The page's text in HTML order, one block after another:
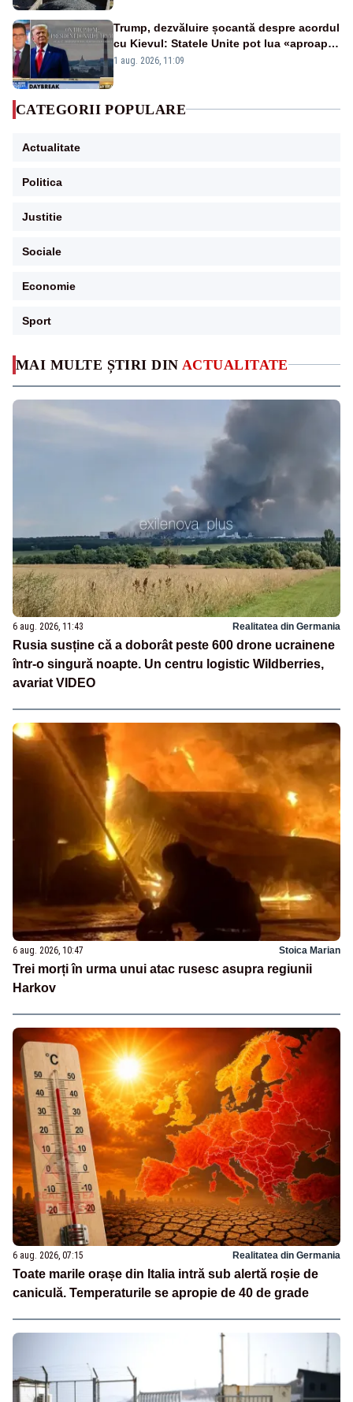
MAI MULTE ȘTIRI DIN ACTUALITATE
6 aug. 2026, 11:43 Realitatea din Germania
Rusia susține că a doborât peste 600 drone ucrainene
într-o singură noapte. Un centru logistic Wildberries,
avariat VIDEO
6 aug. 2026, 10:47 Stoica Marian
Trei morți în urma unui atac rusesc asupra regiunii
Harkov
6 aug. 2026, 07:15 Realitatea din Germania
Toate marile orașe din Italia intră sub alertă roșie de
caniculă. Temperaturile se apropie de 40 de grade
Trump, dezvăluire șocantă despre acordul
cu Kievul: Statele Unite pot lua «aproape
tot ce vor» din minele Ucrainei”
1 aug. 2026, 11:09
CATEGORII POPULARE
Actualitate
Politica
Justitie
Sociale
Economie
Sport